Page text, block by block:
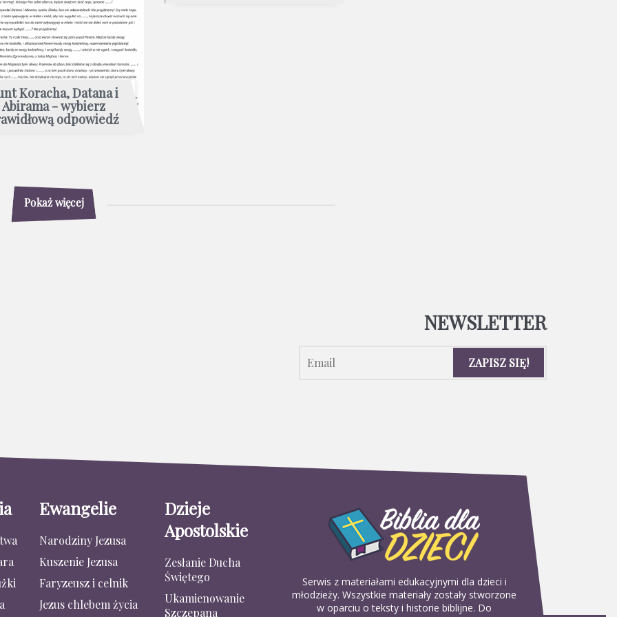
Koracha, Datana i
Abirama - wybierz
odpowiedź
Pokaż więcej
NEWSLETTER
Ewangelie
Narodziny Jezusa
Kuszenie Jezusa
Faryzeusz i celnik
Jezus chlebem życia
Dzieje
Apostolskie
Zesłanie Ducha
Świętego
Ukamienowanie
Szczepana
Serwis z materiałami edukacyjnymi dla dzieci i
młodzieży. Wszystkie materiały zostały stworzone
w oparciu o teksty i historie biblijne. Do